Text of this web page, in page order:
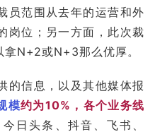
员范围从去年的运营和外
岗位；另一方面，此次裁
N+2或N+3那么优厚。
的信息，以及其他媒体报
模约为10%，各个业务线
今日头条、抖音、 飞书 、